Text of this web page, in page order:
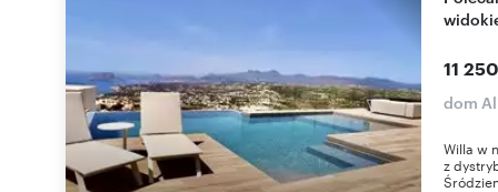
11
dom
Willa w
z